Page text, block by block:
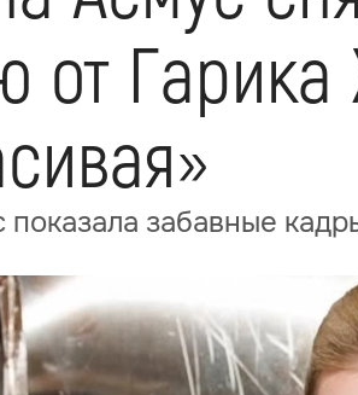
от
забавные